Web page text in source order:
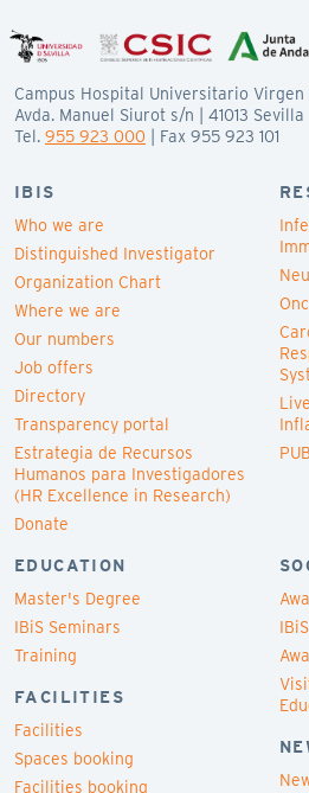
Campus Hospital Universitario Virgen
Avda. Manuel Siurot s/n | 41013 Sevilla
Tel. 955 923 000 | Fax 955 923 101
IBIS
Who we are
Distinguished Investigator
Organization Chart
Where we are
Our numbers
Job offers
Directory
Transparency portal
Estrategia de Recursos
Humanos para Investigadores
(HR Excellence in Research)
Donate
EDUCATION
Master's Degree
IBiS Seminars
Training
FACILITIES
Facilities
Spaces booking
Facilities booking